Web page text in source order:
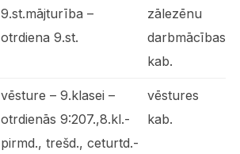
9.st.mājturība –
otrdiena 9.st.
zālezēnu
darbmācības
kab.
vēsture – 9.klasei –
otrdienās 9:207.,8.kl.-
pirmd., trešd., ceturtd.-
vēstures
kab.